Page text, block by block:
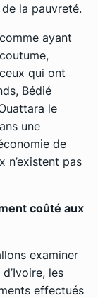
la pauvreté.
ayant
qui ont
Bédié
le
une
de
n’existent pas
coûté aux
examiner
les
effectués